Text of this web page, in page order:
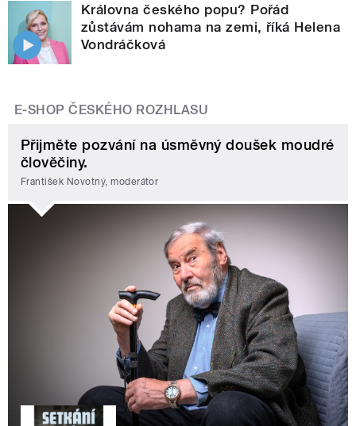
Královna českého popu? Pořád
zůstávám nohama na zemi, říká Helena
Vondráčková
E-SHOP ČESKÉHO ROZHLASU
Přijměte pozvání na úsměvný doušek moudré
člověčiny.
František Novotný, moderátor